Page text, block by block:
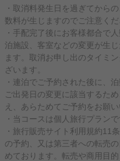
・取消料発生日を過ぎてから
数料が生じますのでご注意くだ
・手配完了後にお客様都合で
泊施設、客室などの変更が生
ます。取消お申し出のタイミ
ざいます。
・連泊でご予約された後に、
ご出発日の変更に該当するた
え、あらためてご予約をお願い
・当コースは個人旅行プラン
・旅行販売サイト利用規約11
の予約、又は第三者への転売
めております。転売や商用目